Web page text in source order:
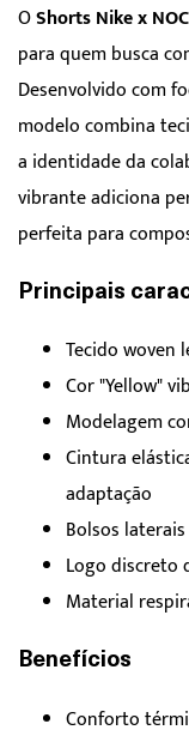
OShorts Nike x
para quem busca
Desenvolvido com
modelo combina
a identidade da
vibrante adiciona
perfeita para
Principais
Tecido woven
Cor "Yellow"
Modelagem
Cintura
adaptação
Bolsos
Logo discreto
Material
Benefícios
Conforto